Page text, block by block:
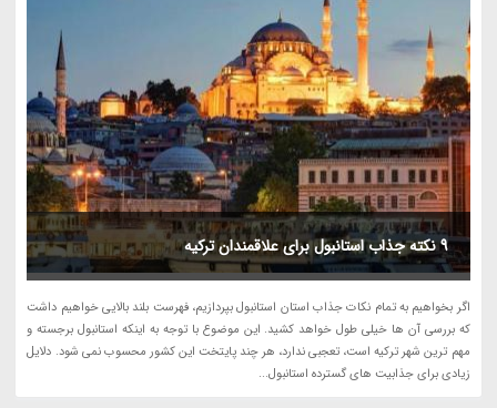
9 نکته جذاب استانبول برای علاقمندان ترکیه
اگر بخواهیم به تمام نکات جذاب استان استانبول بپردازیم، فهرست بلند بالایی خواهیم داشت
که بررسی آن ها خیلی طول خواهد کشید. این موضوع با توجه به اینکه استانبول برجسته و
مهم ترین شهر ترکیه است، تعجبی ندارد، هر چند پایتخت این کشور محسوب نمی شود. دلایل
زیادی برای جذابیت های گسترده استانبول...